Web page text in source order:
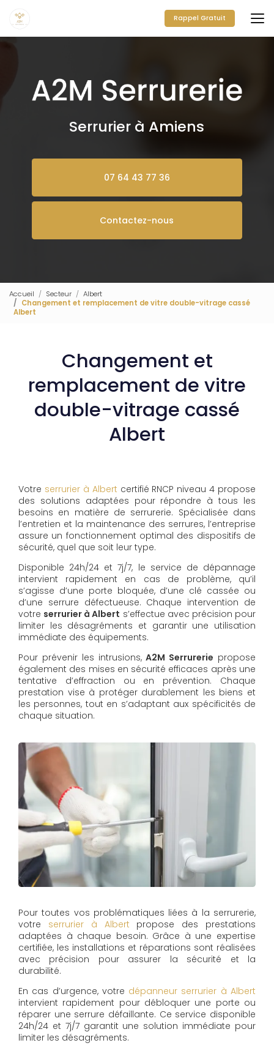
contenu
principal
Rappel Gratuit
Serrurier à Amiens
07 64 43 77 36
Contactez-nous
Accueil Secteur
Albert
Changement et remplacement de vitre double-vitrage cassé
Albert
Changement et
remplacement de vitre
double-vitrage cassé
Albert
Votre serrurier à Albert certifié RNCP niveau 4 propose
des solutions adaptées pour répondre à tous les
besoins en matière de serrurerie. Spécialisée dans
l’entretien et la maintenance des serrures, l’entreprise
assure un fonctionnement optimal des dispositifs de
sécurité, quel que soit leur type.
Disponible 24h/24 et 7j/7, le service de dépannage
intervient rapidement en cas de problème, qu’il
s’agisse d’une porte bloquée, d’une clé cassée ou
d’une serrure défectueuse. Chaque intervention de
votre serrurier à Albert s’effectue avec précision pour
limiter les désagréments et garantir une utilisation
immédiate des équipements.
Pour prévenir les intrusions,A2M Serrurerie propose
également des mises en sécurité efficaces après une
tentative d’effraction ou en prévention. Chaque
prestation vise à protéger durablement les biens et
les personnes, tout en s’adaptant aux spécificités de
chaque situation.
Pour toutes vos problématiques liées à la serrurerie,
votre serrurier à Albert propose des prestations
adaptées à chaque besoin. Grâce à une expertise
certifiée, les installations et réparations sont réalisées
avec précision pour assurer la sécurité et la
durabilité.
En cas d’urgence, votre dépanneur serrurier à Albert
intervient rapidement pour débloquer une porte ou
réparer une serrure défaillante. Ce service disponible
24h/24 et 7j/7 garantit une solution immédiate pour
limiter les désagréments.